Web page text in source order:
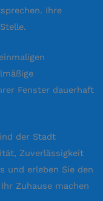
Ihre
Fenster dauerhaft
der Stadt
Zuverlässigkeit
und erleben Sie den
Zuhause machen